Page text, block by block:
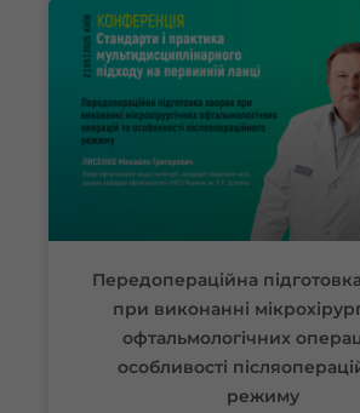
Передопераційна
при виконанні
офтальмологічних
особливості
режиму